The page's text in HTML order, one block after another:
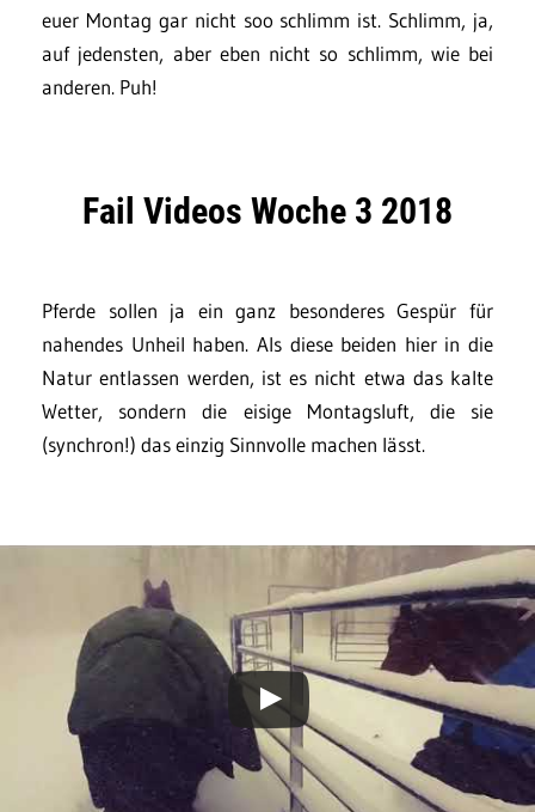
euer Montag gar nicht soo schlimm ist. Schlimm, ja,
auf jedensten, aber eben nicht so schlimm, wie bei
anderen. Puh!
Fail Videos Woche 3 2018
Pferde sollen ja ein ganz besonderes Gespür für
nahendes Unheil haben. Als diese beiden hier in die
Natur entlassen werden, ist es nicht etwa das kalte
Wetter, sondern die eisige Montagsluft, die sie
(synchron!) das einzig Sinnvolle machen lässt.